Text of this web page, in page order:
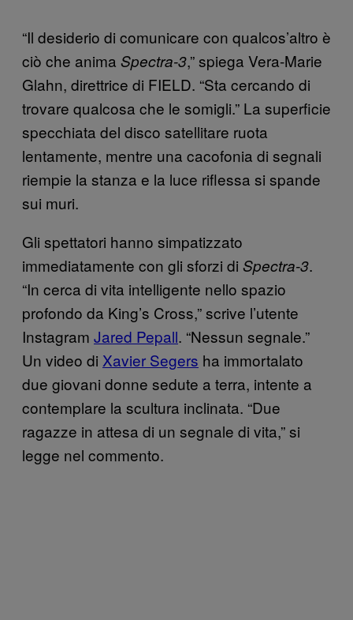
“Il desiderio di comunicare con qualcos’altro è
ciò che anima Spectra-3,” spiega Vera-Marie
Glahn, direttrice di FIELD. “Sta cercando di
trovare qualcosa che le somigli.” La superficie
specchiata del disco satellitare ruota
lentamente, mentre una cacofonia di segnali
riempie la stanza e la luce riflessa si spande
sui muri.
Gli spettatori hanno simpatizzato
immediatamente con gli sforzi di Spectra-3.
“In cerca di vita intelligente nello spazio
profondo da King’s Cross,” scrive l’utente
Instagram Jared Pepall. “Nessun segnale.”
Un video di Xavier Segers ha immortalato
due giovani donne sedute a terra, intente a
contemplare la scultura inclinata. “Due
ragazze in attesa di un segnale di vita,” si
legge nel commento.